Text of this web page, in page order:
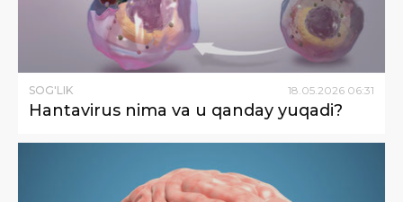
SOG'LIK 18.05.2026 06:31
Hantavirus nima va u qanday yuqadi?